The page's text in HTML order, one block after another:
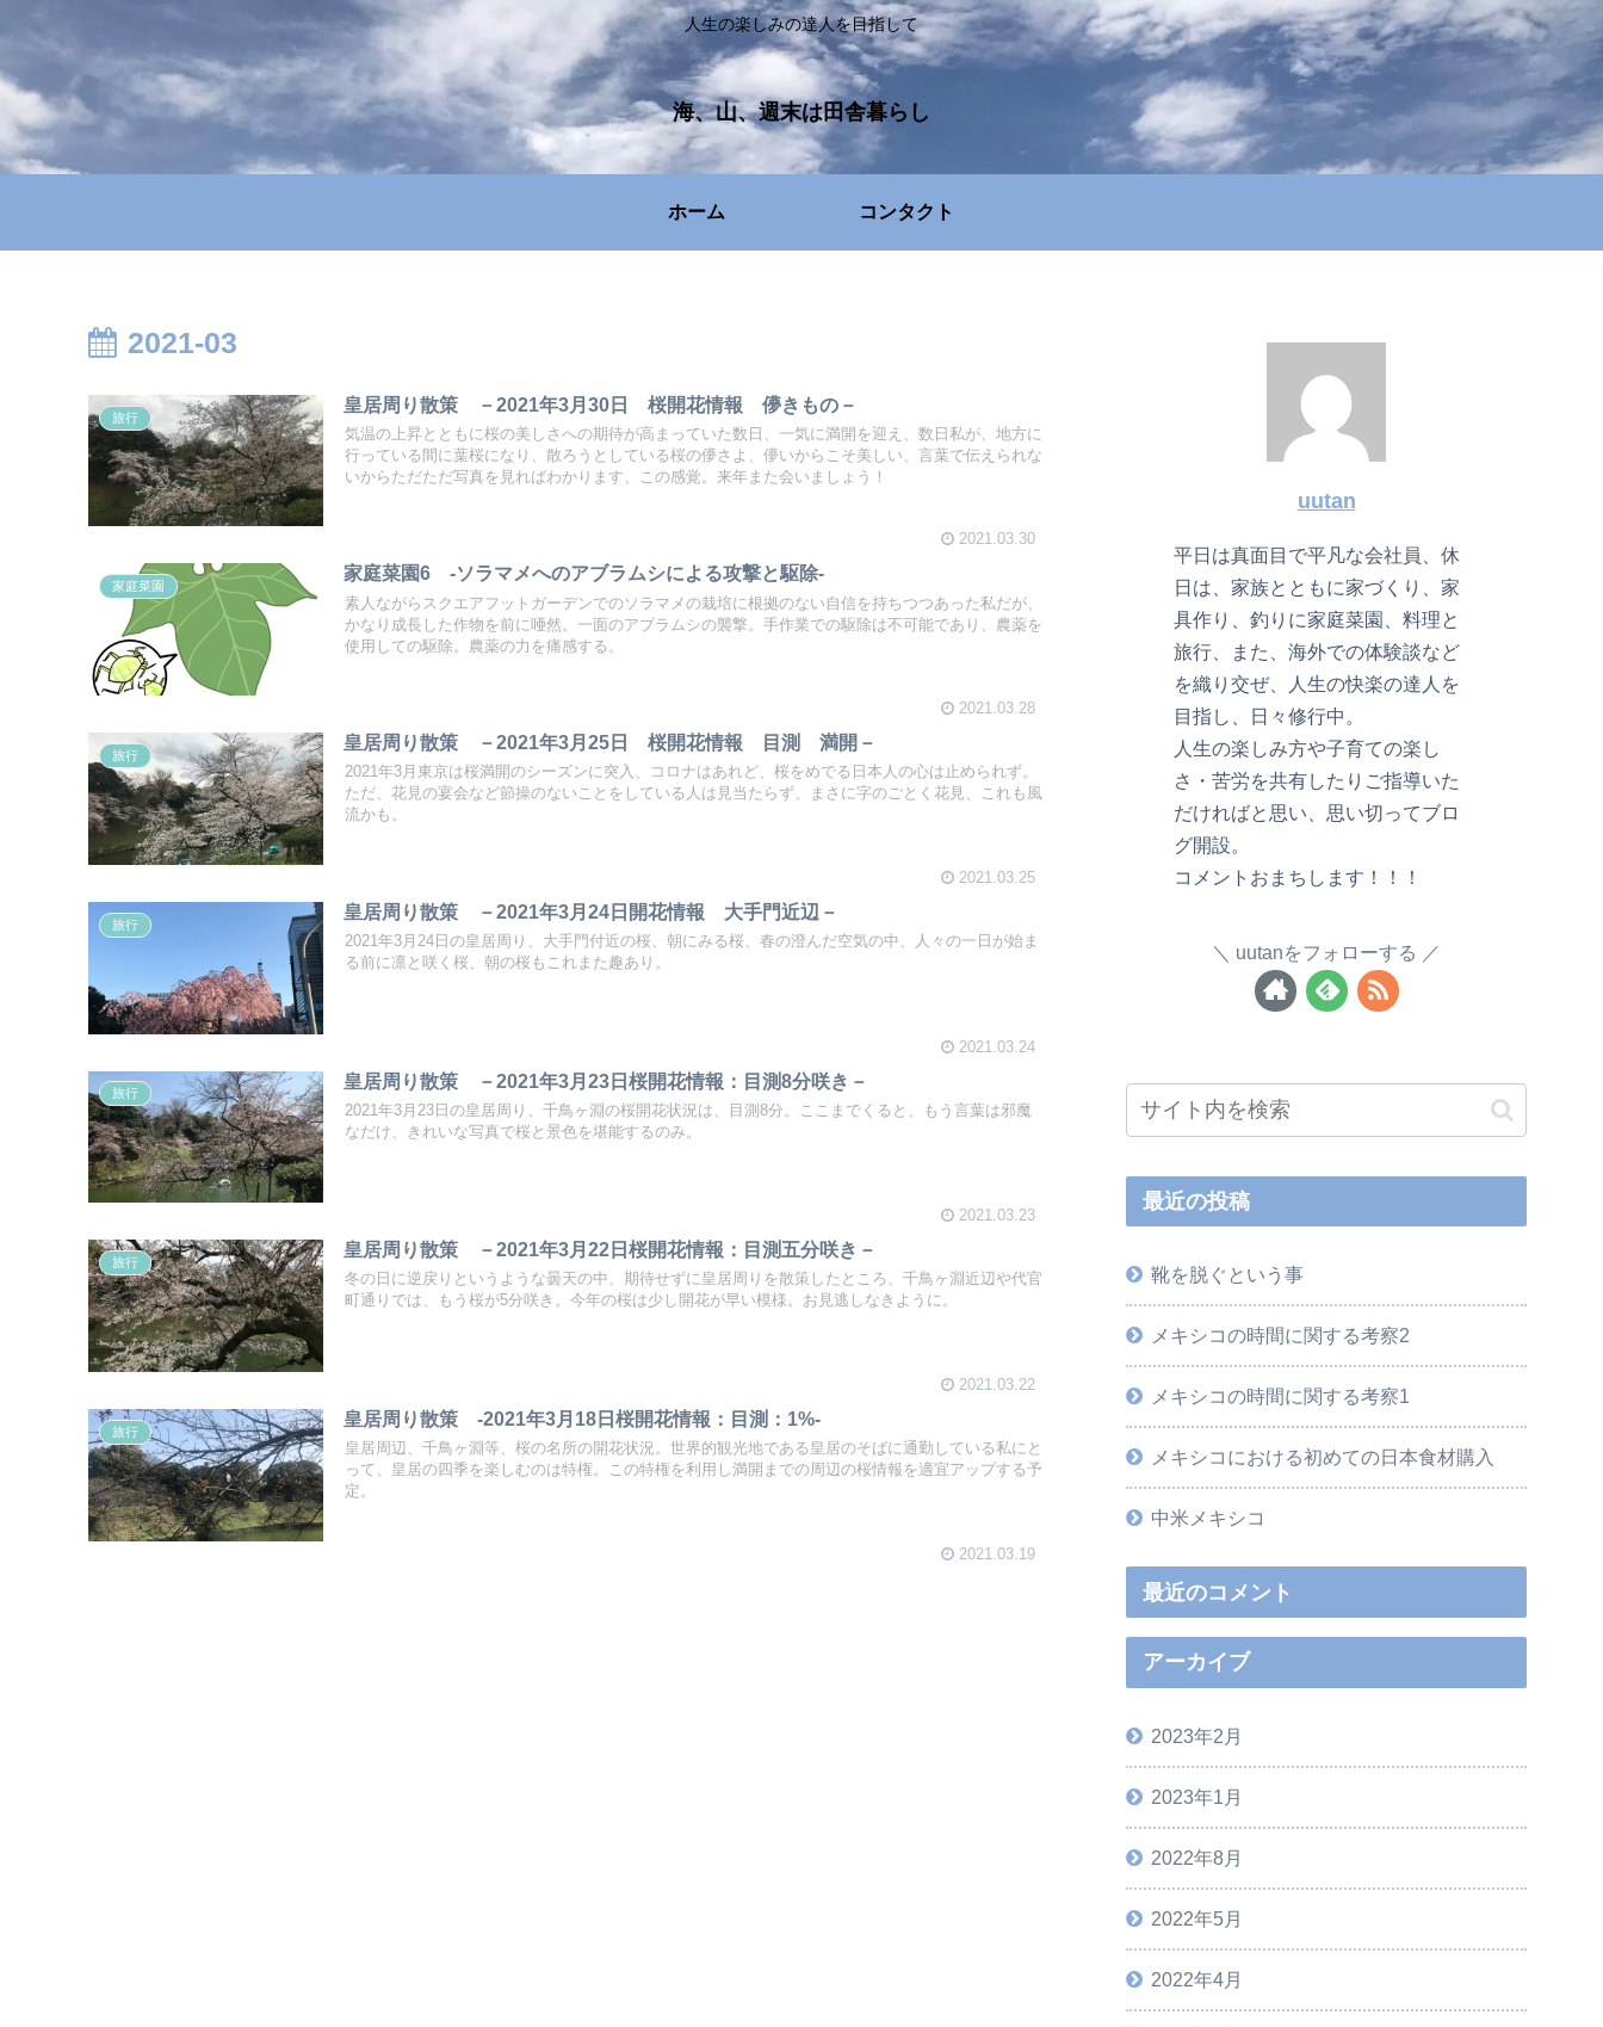
人生の楽しみの達人を目指して
海、山、週末は田舎暮らし
ホーム コンタクト
2021-03
旅行
皇居周り散策 －2021年3月30日 桜開花情報 儚きもの－
気温の上昇とともに桜の美しさへの期待が高まっていた数日、一気に満開を迎え、数日私が、地方に
行っている間に葉桜になり、散ろうとしている桜の儚さよ、儚いからこそ美しい、言葉で伝えられな
いからただただ写真を見ればわかります、この感覚。来年また会いましょう！
2021.03.30
家庭菜園
家庭菜園6 -ソラマメへのアブラムシによる攻撃と駆除-
素人ながらスクエアフットガーデンでのソラマメの栽培に根拠のない自信を持ちつつあった私だが、
かなり成長した作物を前に唖然。一面のアブラムシの襲撃。手作業での駆除は不可能であり、農薬を
使用しての駆除。農薬の力を痛感する。
2021.03.28
旅行
皇居周り散策 －2021年3月25日 桜開花情報 目測 満開－
2021年3月東京は桜満開のシーズンに突入、コロナはあれど、桜をめでる日本人の心は止められず。
ただ、花見の宴会など節操のないことをしている人は見当たらず、まさに字のごとく花見、これも風
流かも。
2021.03.25
旅行
皇居周り散策 －2021年3月24日開花情報 大手門近辺－
2021年3月24日の皇居周り、大手門付近の桜、朝にみる桜、春の澄んだ空気の中、人々の一日が始ま
る前に凛と咲く桜、朝の桜もこれまた趣あり。
2021.03.24
旅行
皇居周り散策 －2021年3月23日桜開花情報：目測8分咲き－
2021年3月23日の皇居周り、千鳥ヶ淵の桜開花状況は、目測8分。ここまでくると、もう言葉は邪魔
なだけ、きれいな写真で桜と景色を堪能するのみ。
2021.03.23
旅行
皇居周り散策 －2021年3月22日桜開花情報：目測五分咲き－
冬の日に逆戻りというような曇天の中、期待せずに皇居周りを散策したところ、千鳥ヶ淵近辺や代官
町通りでは、もう桜が5分咲き。今年の桜は少し開花が早い模様。お見逃しなきように。
2021.03.22
旅行
皇居周り散策 -2021年3月18日桜開花情報：目測：1%-
皇居周辺、千鳥ヶ淵等、桜の名所の開花状況。世界的観光地である皇居のそばに通勤している私にと
って、皇居の四季を楽しむのは特権。この特権を利用し満開までの周辺の桜情報を適宜アップする予
定。
2021.03.19
uutan
平日は真面目で平凡な会社員、休
日は、家族とともに家づくり、家
具作り、釣りに家庭菜園、料理と
旅行、また、海外での体験談など
を織り交ぜ、人生の快楽の達人を
目指し、日々修行中。
人生の楽しみ方や子育ての楽し
さ・苦労を共有したりご指導いた
だければと思い、思い切ってブロ
グ開設。
コメントおまちします！！！
uutanをフォローする
最近の投稿
靴を脱ぐという事
メキシコの時間に関する考察2
メキシコの時間に関する考察1
メキシコにおける初めての日本食材購入
中米メキシコ
最近のコメント
アーカイブ
2023年2月
2023年1月
2022年8月
2022年5月
2022年4月